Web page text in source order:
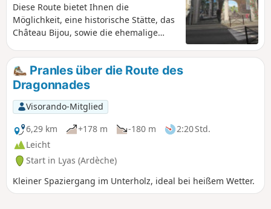
Diese Route bietet Ihnen die
Möglichkeit, eine historische Stätte, das
Château Bijou, sowie die ehemalige
besichtigen und das Plateau du Coiron
zu erkunden.
Pranles über die Route des
Dragonnades
Visorando-Mitglied
6,29 km
+178 m -180 m
2:20 Std.
Leicht
Start in Lyas (Ardèche)
Kleiner Spaziergang im Unterholz, ideal bei heißem Wetter.